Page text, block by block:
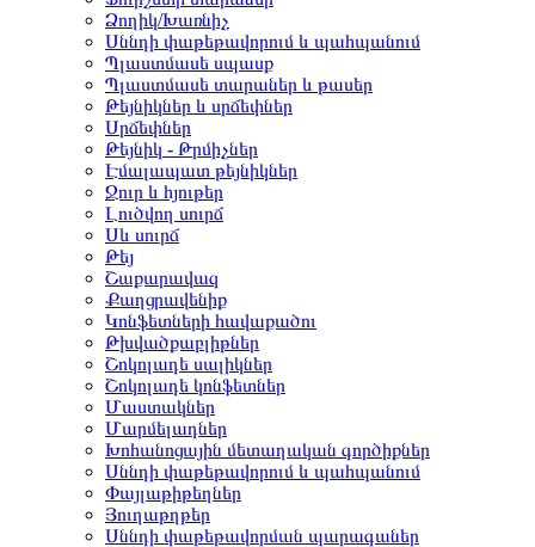
Ձողիկ/Խառնիչ
Սննդի փաթեթավորում և պահպանում
Պլաստմասե սպասք
Պլաստմասե տարաներ և թասեր
Թեյնիկներ և սրճեփներ
Սրճեփներ
Թեյնիկ - Թրմիչներ
Էմալապատ թեյնիկներ
Ջուր և հյութեր
Լուծվող սուրճ
Սև սուրճ
Թեյ
Շաքարավազ
Քաղցրավենիք
Կոնֆետների հավաքածու
Թխվածքաբլիթներ
Շոկոլադե սալիկներ
Շոկոլադե կոնֆետներ
Մաստակներ
Մարմելադներ
Խոհանոցային մետաղական գործիքներ
Սննդի փաթեթավորում և պահպանում
Փայլաթիթեղներ
Յուղաթղթեր
Սննդի փաթեթավորման պարագաներ